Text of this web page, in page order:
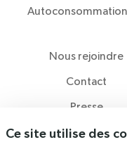
Nous rejoindre
Contact
Presse
Blog
Ce site utilise des